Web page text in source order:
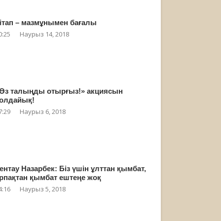
– мазмұнымен бағалы
Наурыз 14, 2018
талыңды отырғыз!» акциясын
Наурыз 6, 2018
Назарбек: Біз үшін ұлттан қымбат,
қымбат ештеңе жоқ
Наурыз 5, 2018